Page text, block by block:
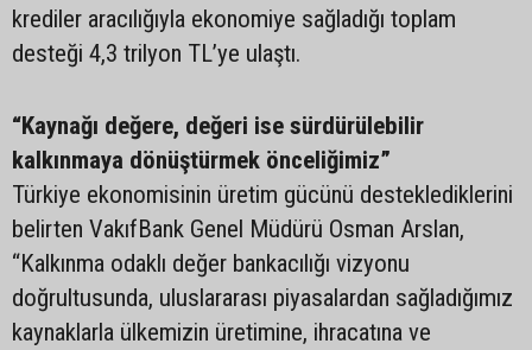
krediler aracılığıyla ekonomiye sağladığı toplam
desteği 4,3 trilyon TL’ye ulaştı.
“Kaynağı değere, değeri ise sürdürülebilir
kalkınmaya dönüştürmek önceliğimiz”
Türkiye ekonomisinin üretim gücünü desteklediklerini
belirten VakıfBank Genel Müdürü Osman Arslan,
“Kalkınma odaklı değer bankacılığı vizyonu
doğrultusunda, uluslararası piyasalardan sağladığımız
kaynaklarla ülkemizin üretimine, ihracatına ve